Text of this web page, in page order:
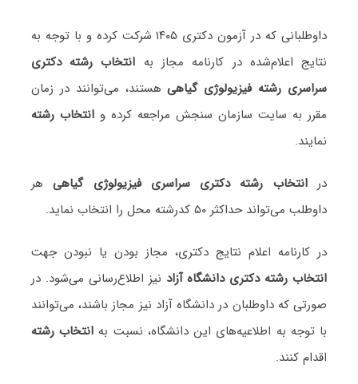
داوطلبانی که در آزمون دکتری ۱۴۰۵ شرکت کرده و با توجه به
نتایج اعلام‌شده در کارنامه مجاز به انتخاب رشته دکتری
سراسری رشته فیزیولوژی گیاهیهستند، می‌توانند در زمان
مقرر به سایت سازمان سنجش مراجعه کرده و انتخاب رشته
نمایند.
درانتخاب رشته دکتری سراسری فیزیولوژی گیاهیهر
داوطلب می‌تواند حداکثر ۵۰ کدرشته محل را انتخاب نماید.
در کارنامه اعلام نتایج دکتری، مجاز بودن یا نبودن جهت
انتخاب رشته دکتری دانشگاه آزاد نیز اطلاع‌رسانی می‌شود. در
صورتی که داوطلبان در دانشگاه آزاد نیز مجاز باشند، می‌توانند
با توجه به اطلاعیه‌های این دانشگاه، نسبت به انتخاب رشته
اقدام کنند.